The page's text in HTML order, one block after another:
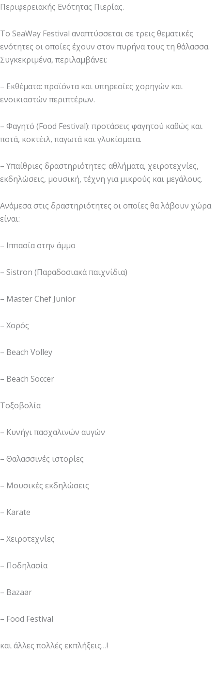
Περιφερειακής Ενότητας Πιερίας.
Το SeaWay Festival αναπτύσσεται σε τρεις θεματικές
ενότητες οι οποίες έχουν στον πυρήνα τους τη θάλασσα.
Συγκεκριμένα, περιλαμβάνει:
– Εκθέματα: προϊόντα και υπηρεσίες χορηγών και
ενοικιαστών περιπτέρων.
– Φαγητό (Food Festival): προτάσεις φαγητού καθώς και
ποτά, κοκτέιλ, παγωτά και γλυκίσματα.
– Υπαίθριες δραστηριότητες: αθλήματα, χειροτεχνίες,
εκδηλώσεις, μουσική, τέχνη για μικρούς και μεγάλους.
Ανάμεσα στις δραστηριότητες οι οποίες θα λάβουν χώρα
είναι:
– Ιππασία στην άμμο
– Sistron (Παραδοσιακά παιχνίδια)
– Master Chef Junior
– Χορός
– Beach Volley
– Beach Soccer
Τοξοβολία
– Κυνήγι πασχαλινών αυγών
– Θαλασσινές ιστορίες
– Μουσικές εκδηλώσεις
– Karate
– Χειροτεχνίες
– Ποδηλασία
– Bazaar
– Food Festival
και άλλες πολλές εκπλήξεις…!